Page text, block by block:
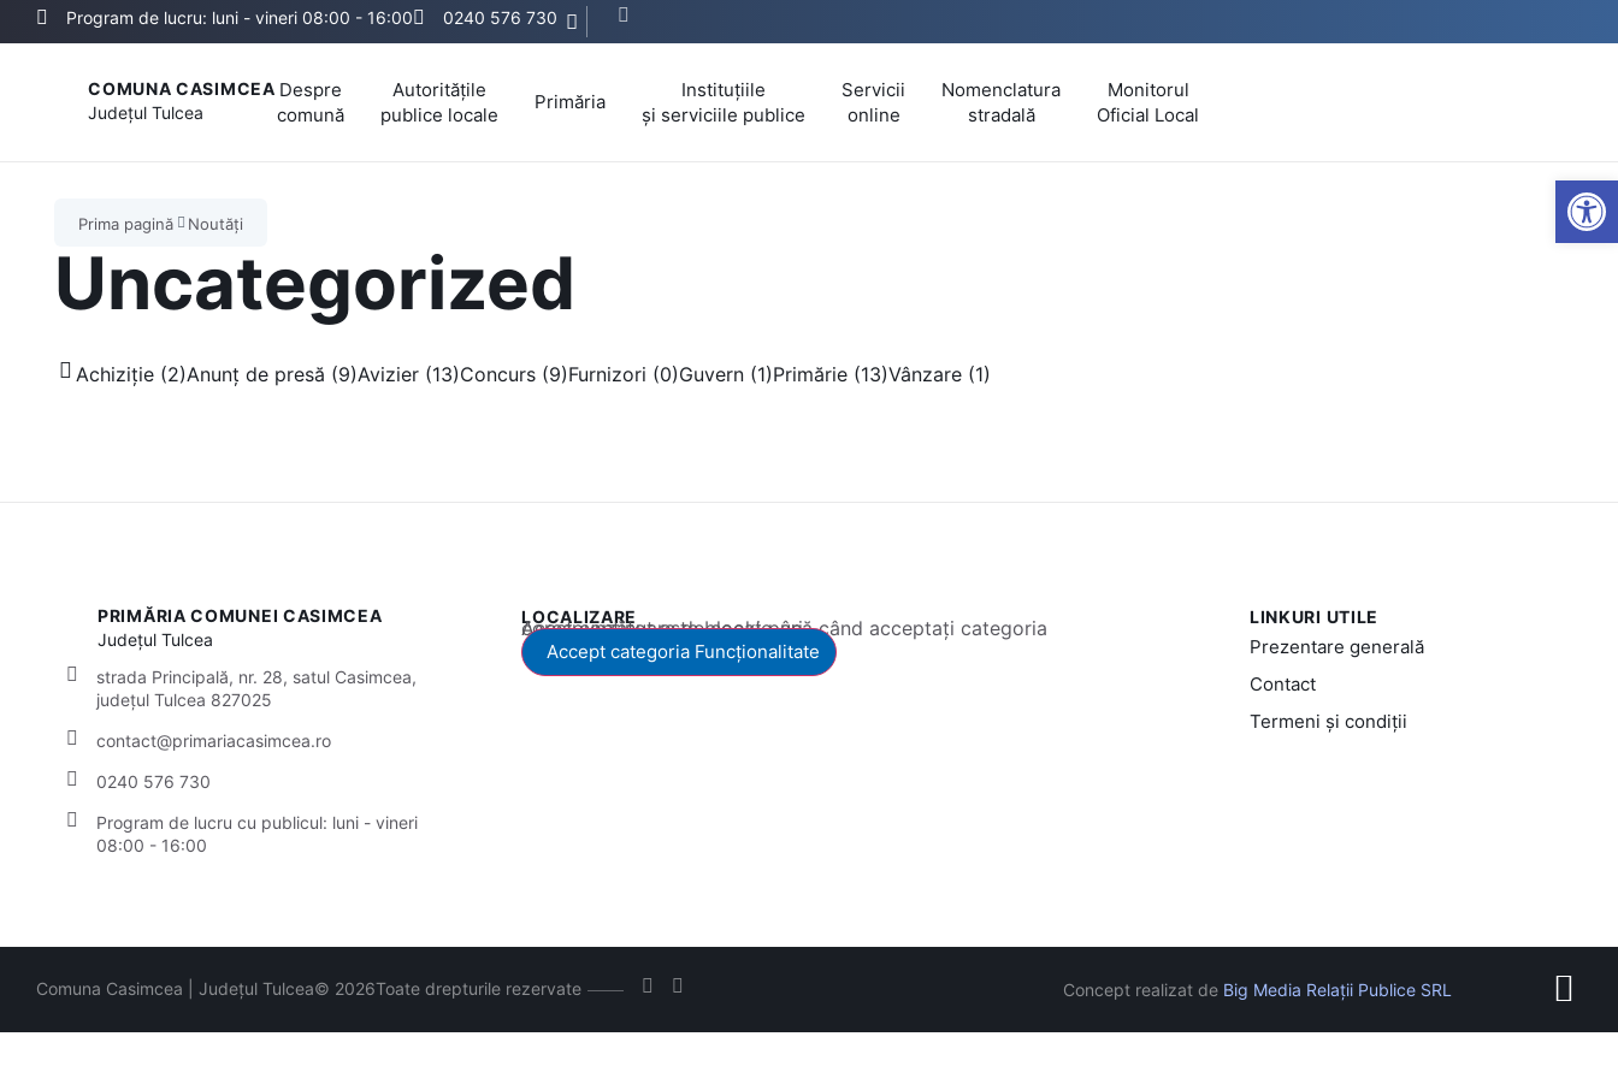
Program de lucru: luni - vineri 08:00 - 16:00 0240 576 730
COMUNA CASIMCEA
JudețulTulcea
Despre
comună
Autoritățile
publice locale
Primăria
Instituțiile
și serviciile publice
Servicii
online
Nomenclatura
stradală
Monitorul
Oficial Local
Prima pagină Noutăți
Uncategorized
Achiziție (2)Anunț de presă (9)Avizier (13)Concurs (9)Furnizori (0)Guvern (1)Primărie (13)Vânzare (1)
PRIMĂRIA COMUNEI CASIMCEA
JudețulTulcea
strada Principală, nr. 28, satul Casimcea,
județul Tulcea 827025
contact@primariacasimcea.ro
0240 576 730
Program de lucru cu publicul: luni - vineri
08:00 - 16:00
LOCALIZARE
Acest conținut este blocat până când acceptați categoria corespunzătoare de cookie-uri.
Accept categoria Funcționalitate
LINKURI UTILE
Prezentare generală
Contact
Termeni și condiții
Comuna Casimcea | Județul Tulcea© 2026Toate drepturile rezervate Concept realizat de Big Media Relații Publice SRL